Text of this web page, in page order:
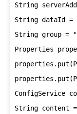
String
String dataId =
String group =
Properties
ConfigService
String content